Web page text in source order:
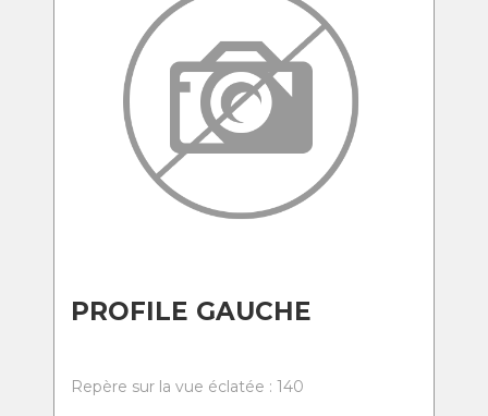
PROFILE GAUCHE
Repère sur la vue éclatée : 140